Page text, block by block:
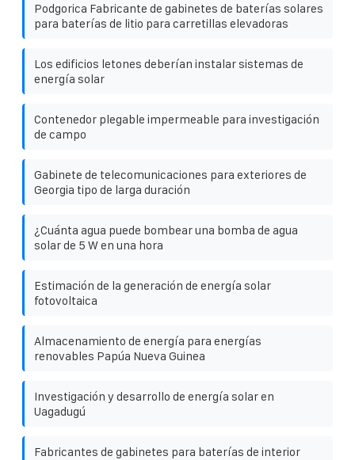
Podgorica Fabricante de gabinetes de baterías solares
para baterías de litio para carretillas elevadoras
Los edificios letones deberían instalar sistemas de
energía solar
Contenedor plegable impermeable para investigación
de campo
Gabinete de telecomunicaciones para exteriores de
Georgia tipo de larga duración
¿Cuánta agua puede bombear una bomba de agua
solar de 5 W en una hora
Estimación de la generación de energía solar
fotovoltaica
Almacenamiento de energía para energías
renovables Papúa Nueva Guinea
Investigación y desarrollo de energía solar en
Uagadugú
Fabricantes de gabinetes para baterías de interior